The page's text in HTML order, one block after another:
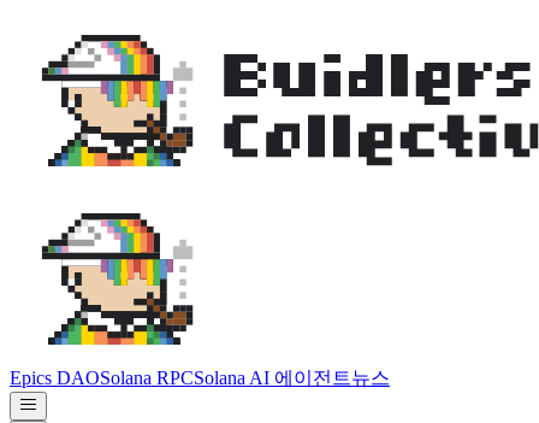
Epics DAOSolana RPCSolana AI 에이전트뉴스